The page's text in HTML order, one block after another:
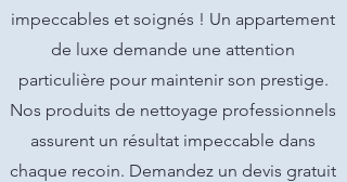
impeccables et soignés ! Un appartement
de luxe demande une attention
particulière pour maintenir son prestige.
Nos produits de nettoyage professionnels
assurent un résultat impeccable dans
chaque recoin. Demandez un devis gratuit